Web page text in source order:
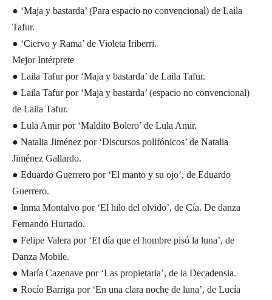
● ‘Maja y bastarda’ (Para espacio no convencional) de Laila
Tafur.
● ‘Ciervo y Rama’ de Violeta Iriberri.
Mejor Intérprete
● Laila Tafur por ‘Maja y bastarda’ de Laila Tafur.
● Laila Tafur por ‘Maja y bastarda’ (espacio no convencional)
de Laila Tafur.
● Lula Amir por ‘Maldito Bolero’ de Lula Amir.
● Natalia Jiménez por ‘Discursos polifónicos’ de Natalia
Jiménez Gallardo.
● Eduardo Guerrero por ‘El manto y su ojo’, de Eduardo
Guerrero.
● Inma Montalvo por ‘El hilo del olvido’, de Cía. De danza
Fernando Hurtado.
● Felipe Valera por ‘El día que el hombre pisó la luna’, de
Danza Mobile.
● María Cazenave por ‘Las propietaria’, de la Decadensia.
● Rocío Barriga por ‘En una clara noche de luna’, de Lucía